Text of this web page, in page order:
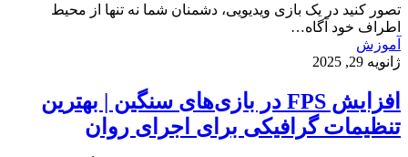
تصور کنید در یک بازی ویدیویی، دشمنان شما نه تنها از محیط
اطراف خود آگاه…
آموزش
ژانویه 29, 2025
افزایش FPS در بازی‌های سنگین | بهترین
تنظیمات گرافیکی برای اجرای روان